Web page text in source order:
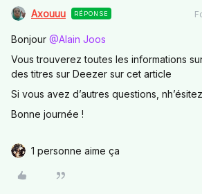
Axouuu RÉPONSE
Bonjour @Alain Joos
Vous trouverez toutes les informations
des titres sur Deezer sur cet article
Si vous avez d’autres questions,
Bonne journée !
1 personne aime ça